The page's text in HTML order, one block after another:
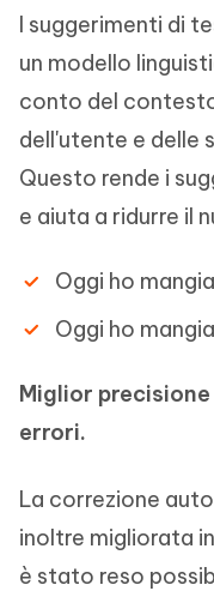
I suggerimenti di
un modello
conto del
dell'utente e delle
Questo rende i
e aiuta a ridurre il
Oggi ho
Oggi ho
Miglior
errori.
La correzione
inoltre migliorata
è stato reso